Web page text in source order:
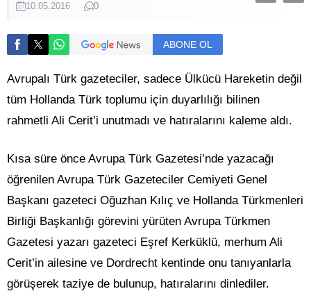
10.05.2016 0
ABONE OL
Avrupalı Türk gazeteciler, sadece Ülkücü Hareketin değil
tüm Hollanda Türk toplumu için duyarlılığı bilinen
rahmetli Ali Cerit’i unutmadı ve hatıralarını kaleme aldı.
Kısa süre önce Avrupa Türk Gazetesi’nde yazacağı
öğrenilen Avrupa Türk Gazeteciler Cemiyeti Genel
Başkanı gazeteci Oğuzhan Kılıç ve Hollanda Türkmenleri
Birliği Başkanlığı görevini yürüten Avrupa Türkmen
Gazetesi yazarı gazeteci Eşref Kerküklü, merhum Ali
Cerit’in ailesine ve Dordrecht kentinde onu tanıyanlarla
görüşerek taziye de bulunup, hatıralarını dinlediler.